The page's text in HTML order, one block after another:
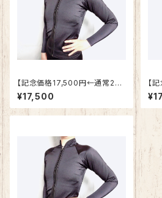
【記念価格17,500円←通常24.
500円】レディース用 保温水
着トップス S,M,Lサイズ
¥17,500
【
500
プ